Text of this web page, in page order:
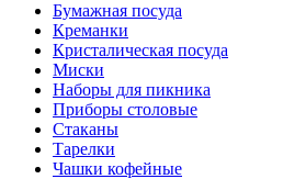
Бумажная посуда
Креманки
Кристалическая посуда
Миски
Наборы для пикника
Приборы столовые
Стаканы
Тарелки
Чашки кофейные